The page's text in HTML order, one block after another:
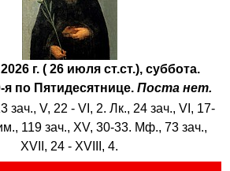
г. ( 26 июля ст.ст.), суббота.
по Пятидесятнице. Поста нет.
зач., V, 22 - VI, 2. Лк., 24 зач., VI, 17-
119 зач., XV, 30-33. Мф., 73 зач.,
XVII, 24 - XVIII, 4.